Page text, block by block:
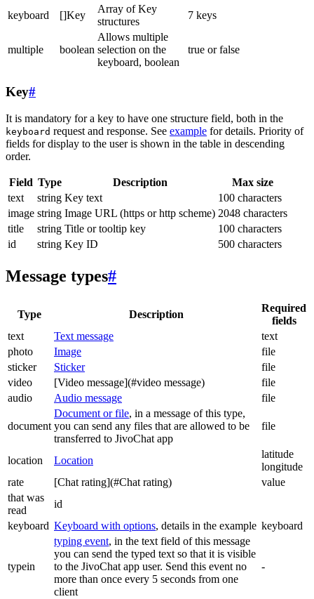
keyboard []Key
Array of Key
structures
7 keys
multiple boolean
Allows multiple
selection on the
keyboard, boolean
true or false
Key#
It is mandatory for a key to have one structure field, both in the
keyboard request and response. See example for details. Priority of
fields for display to the user is shown in the table in descending
order.
Field Type Description
Max size
text
string Key text
100 characters
image string Image URL (https or http scheme) 2048 characters
title
string Title or tooltip key
100 characters
id
string Key ID 500 characters
Message types#
Type Description
Required
fields
text
Text message
text
photo
Image
file
sticker
Sticker
file
video
[Video message](#video message)
file
audio
Audio message file
document
Document or file, in a message of this type,
you can send any files that are allowed to be
transferred to JivoChat app
file
location Location
latitude
longitude
rate
[Chat rating](#Chat rating)
value
that was
read
id
keyboard Keyboard with options, details in the example keyboard
typein
typing event, in the text field of this message
you can send the typed text so that it is visible
to the JivoChat app user. Send this event no
more than once every 5 seconds from one
client
-